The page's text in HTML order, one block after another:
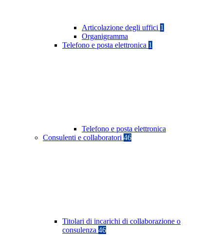
Articolazione degli uffici 1
Organigramma
Telefono e posta elettronica 1
Telefono e posta elettronica
Consulenti e collaboratori 46
Titolari di incarichi di collaborazione o
consulenza 46